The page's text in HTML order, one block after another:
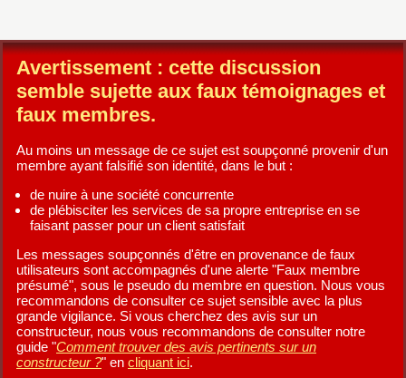
Avertissement : cette discussion
semble sujette aux faux témoignages et
faux membres.
Au moins un message de ce sujet est soupçonné provenir d'un
membre ayant falsifié son identité, dans le but :
de nuire à une société concurrente
de plébisciter les services de sa propre entreprise en se
faisant passer pour un client satisfait
Les messages soupçonnés d'être en provenance de faux
utilisateurs sont accompagnés d'une alerte "Faux membre
présumé", sous le pseudo du membre en question. Nous vous
recommandons de consulter ce sujet sensible avec la plus
grande vigilance. Si vous cherchez des avis sur un
constructeur, nous vous recommandons de consulter notre
guide "Comment trouver des avis pertinents sur un
constructeur ?" en cliquant ici.